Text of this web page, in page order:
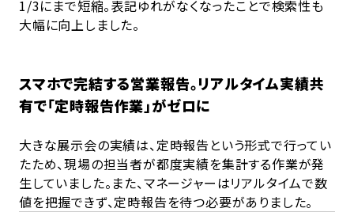
1/3にまで短縮。表記ゆれがなくなったことで検索性も
大幅に向上しました。
スマホで完結する営業報告。リアルタイム実績共
有で「定時報告作業」がゼロに
大きな展示会の実績は、定時報告という形式で行ってい
たため、現場の担当者が都度実績を集計する作業が発
生していました。また、マネージャーはリアルタイムで数
値を把握できず、定時報告を待つ必要がありました。